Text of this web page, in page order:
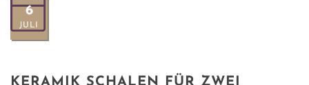
6
JULI